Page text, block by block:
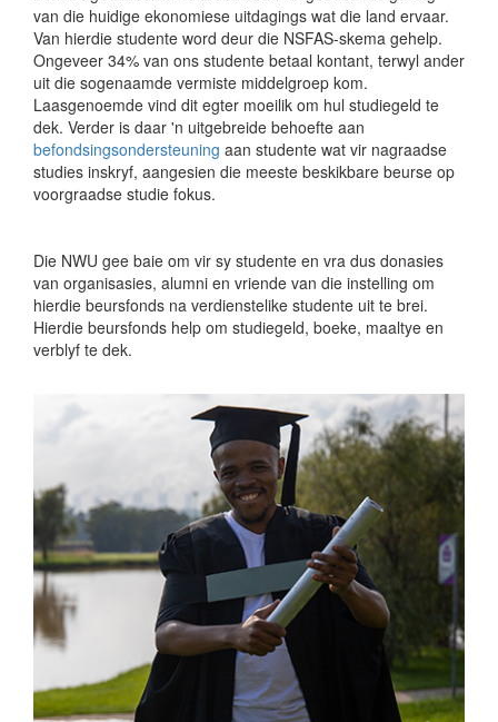
van die huidige ekonomiese uitdagings wat die land ervaar.
Van hierdie studente word deur die NSFAS-skema gehelp.
Ongeveer 34% van ons studente betaal kontant, terwyl ander
uit die sogenaamde vermiste middelgroep kom.
Laasgenoemde vind dit egter moeilik om hul studiegeld te
dek. Verder is daar 'n uitgebreide behoefte aan
befondsingsondersteuning aan studente wat vir nagraadse
studies inskryf, aangesien die meeste beskikbare beurse op
voorgraadse studie fokus.
Die NWU gee baie om vir sy studente en vra dus donasies
van organisasies, alumni en vriende van die instelling om
hierdie beursfonds na verdienstelike studente uit te brei.
Hierdie beursfonds help om studiegeld, boeke, maaltye en
verblyf te dek.